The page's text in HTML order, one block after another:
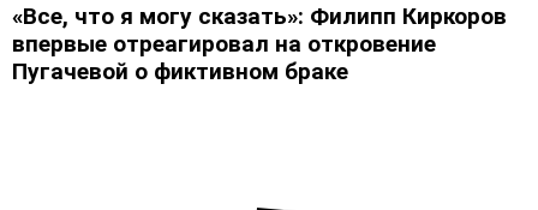
«Все, что я могу сказать»: Филипп Киркоров
впервые отреагировал на откровение
Пугачевой о фиктивном браке